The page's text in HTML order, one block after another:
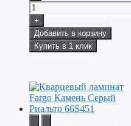
+
Добавить в корзину
Купить в 1 клик